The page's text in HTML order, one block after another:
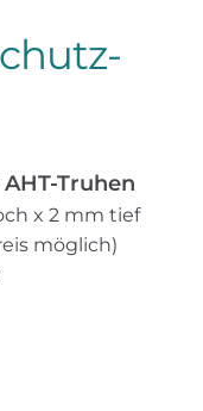
Truhen
x 2 mm tief
möglich)